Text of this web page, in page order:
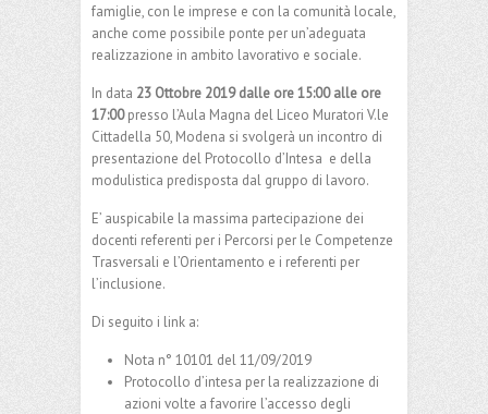
famiglie, con le imprese e con la comunità locale,
anche come possibile ponte per un’adeguata
realizzazione in ambito lavorativo e sociale.
In data 23 Ottobre 2019 dalle ore 15:00 alle ore
17:00presso l’Aula Magna del Liceo Muratori V.le
Cittadella 50, Modena si svolgerà un incontro di
presentazione del Protocollo d’Intesa e della
modulistica predisposta dal gruppo di lavoro.
E’ auspicabile la massima partecipazione dei
docenti referenti per i Percorsi per le Competenze
Trasversali e l’Orientamento e i referenti per
l’inclusione.
Di seguito i link a:
Nota n° 10101 del 11/09/2019
Protocollo d’intesa per la realizzazione di
azioni volte a favorire l’accesso degli